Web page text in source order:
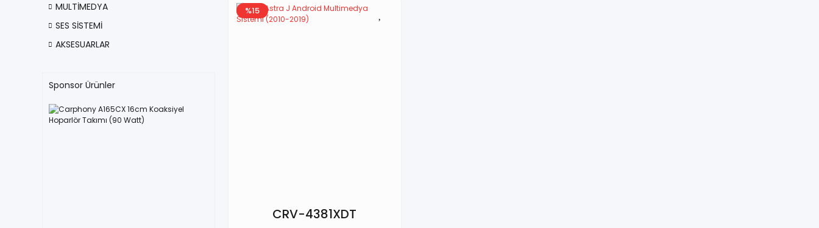
MULTİMEDYA
SES SİSTEMİ
AKSESUARLAR
Sponsor Ürünler
%15
CRV-4381XDT